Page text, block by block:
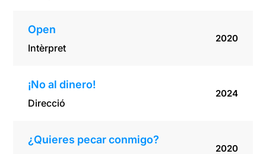
Open
Intèrpret
2020
¡No al dinero!
Direcció
2024
¿Quieres pecar conmigo?
2020